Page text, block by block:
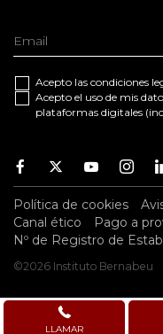
Acepto las condiciones
Acepto el uso de mis
plataformas digitales
Facebook
TwitterYoutube
Política de cookies
Canal ético
Pago a
Nº de Registro de
©2026 Instituto Bernabeu
LLAMAR